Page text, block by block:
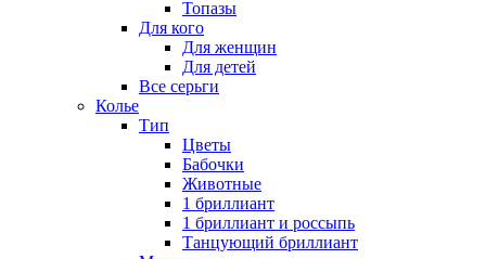
Топазы
Для кого
Для женщин
Для детей
Все серьги
Колье
Тип
Цветы
Бабочки
Животные
1 бриллиант
1 бриллиант и россыпь
Танцующий бриллиант